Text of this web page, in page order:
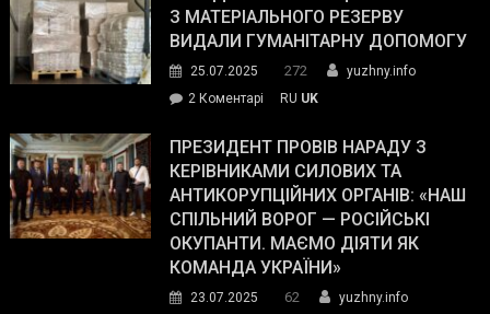
симпатії
виборців
The
Street
Journal.
З МАТЕРІАЛЬНОГО РЕЗЕРВУ
ВИДАЛИ ГУМАНІТАРНУ ДОПОМОГУ
25.07.2025 272
yuzhny.info
2 Коментарі
Південному
працівникам
ОПЗ
з
матеріального
резерву
гуманітарну
RU UK
ПРЕЗИДЕНТ ПРОВІВ НАРАДУ З
КЕРІВНИКАМИ СИЛОВИХ ТА
АНТИКОРУПЦІЙНИХ ОРГАНІВ: «НАШ
СПІЛЬНИЙ ВОРОГ — РОСІЙСЬКІ
ОКУПАНТИ. МАЄМО ДІЯТИ ЯК
КОМАНДА УКРАЇНИ»
23.07.2025 62
yuzhny.info